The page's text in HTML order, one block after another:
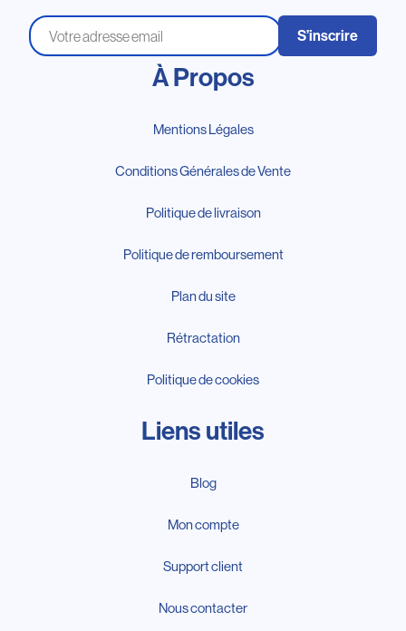
S’inscrire
À Propos
Mentions Légales
Conditions Générales de Vente
Politique de livraison
Politique de remboursement
Plan du site
Rétractation
Politique de cookies
Liens utiles
Blog
Mon compte
Support client
Nous contacter